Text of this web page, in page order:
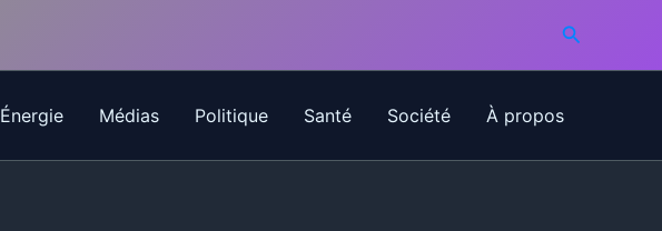
Énergie Médias Politique Santé Société À propos